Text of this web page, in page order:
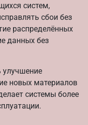
систем,
сбои без
распределённых
данных без
улучшение
новых материалов
системы более